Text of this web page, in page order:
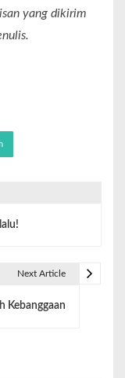
yang dikirim
Next Article
Kebanggaan